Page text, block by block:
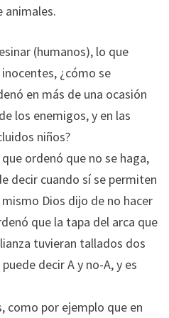
animales.
(humanos), lo que
¿cómo se
en más de una ocasión
los enemigos, y en las
niños?
ordenó que no se haga,
decir cuando sí se permiten
Dios dijo de no hacer
que la tapa del arca que
tuvieran tallados dos
decir A y no-A, y es
como por ejemplo que en